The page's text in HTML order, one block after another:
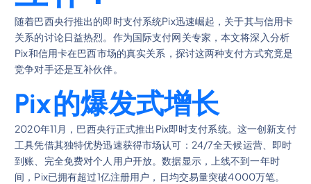
随着巴西央行推出的即时支付系统Pix迅速崛起，关于其与信用卡
关系的讨论日益热烈。作为国际支付网关专家，本文将深入分析
Pix和信用卡在巴西市场的真实关系，探讨这两种支付方式究竟是
竞争对手还是互补伙伴。
Pix的爆发式增长
2020年11月，巴西央行正式推出Pix即时支付系统。这一创新支付
工具凭借其独特优势迅速获得市场认可：24/7全天候运营、即时
到账、完全免费对个人用户开放。数据显示，上线不到一年时
间，Pix已拥有超过1亿注册用户，日均交易量突破4000万笔。